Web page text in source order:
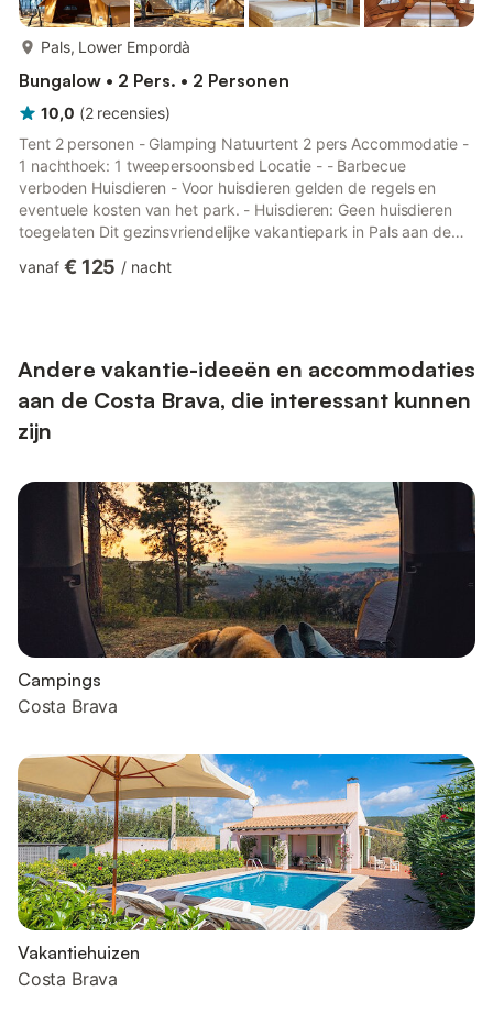
Pals, Lower Empordà
Bungalow • 2 Pers. • 2 Personen
10,0 (2 recensies)
Tent 2 personen - Glamping Natuurtent 2 pers Accommodatie -
1 nachthoek: 1 tweepersoonsbed Locatie - - Barbecue
verboden Huisdieren - Voor huisdieren gelden de regels en
eventuele kosten van het park. - Huisdieren: Geen huisdieren
toegelaten Dit gezinsvriendelijke vakantiepark in Pals aan de
kinderbad en een waterglijbaan voor volop waterpret.Tijdens
vermaken.Voor ...
vanaf € 125 / nacht
Andere vakantie-ideeën en accommodaties
aan de Costa Brava, die interessant kunnen
zijn
Campings
Costa Brava
Vakantiehuizen
Costa Brava